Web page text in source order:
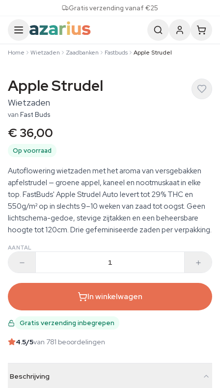
Gratis verzending vanaf €25
Home Wietzaden Zaadbanken Fastbuds Apple Strudel
Apple Strudel
Wietzaden
van Fast Buds
€ 36,00
Op voorraad
Autoflowering wietzaden met het aroma van versgebakken
apfelstrudel — groene appel, kaneel en nootmuskaat in elke
top. FastBuds' Apple Strudel Auto levert tot 29% THC en
550g/m² op in slechts 9–10 weken van zaad tot oogst. Geen
lichtschema-gedoe, stevige zijtakken en een beheersbare
hoogte tot 120cm. Drie gefeminiseerde zaden per verpakking.
AANTAL
In winkelwagen
Gratis verzending inbegrepen
4.5/5van 781 beoordelingen
Beschrijving